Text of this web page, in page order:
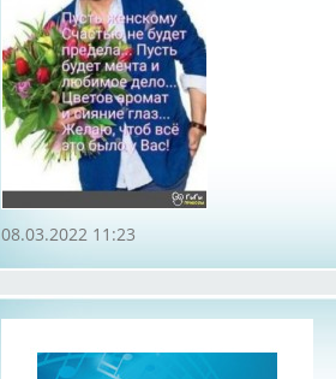
08.03.2022 11:23